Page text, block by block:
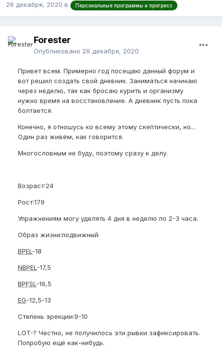
26 декабря, 2020 в Персональные программы и прогресс
Forester
Опубликовано 26 декабря, 2020
Привет всем. Примерно год посещаю данный форум и
вот решил создать свой дневник. Заниматься начинаю
через неделю, так как бросаю курить и организму
нужно время на восстановление. А дневник пусть пока
болтается.
Конечно, я отношусь ко всему этому скептически, но...
Один раз живём, как говорится.
Многословным не буду, поэтому сразу к делу.
Возраст:24
Рост:179
Упражнениям могу уделять 4 дня в неделю по 2-3 часа.
Образ жизни:подвижный
BPEL -18
NBPEL -17,5
BPFSL -16,5
EG-12,5-13
Степень эрекции:9-10
LOT-? Честно, не получилось эти рывки зафиксировать.
Попробую ещё как-нибудь.